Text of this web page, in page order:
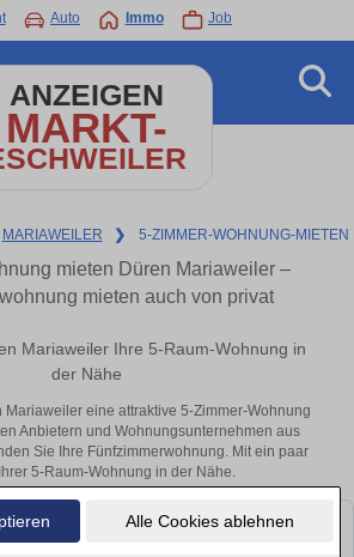
Alle Cookies ablehnen
Auto Immo Job
ANZEIGEN
MARKT-
MARIAWEILER ❯ 5-ZIMMER-WOHNUNG-MIETEN
mieten Düren Mariaweiler –
mieten auch von privat
Mariaweiler Ihre 5-Raum-Wohnung in
der Nähe
Mariaweiler eine attraktive 5-Zimmer-Wohnung
Anbietern und Wohnungsunternehmen aus
Sie Ihre Fünfzimmerwohnung. Mit ein paar
5-Raum-Wohnung in der Nähe.
keine passenden Objekte finden. Schauen Sie